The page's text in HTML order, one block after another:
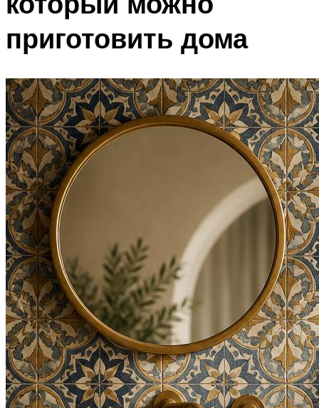
приготовить дома